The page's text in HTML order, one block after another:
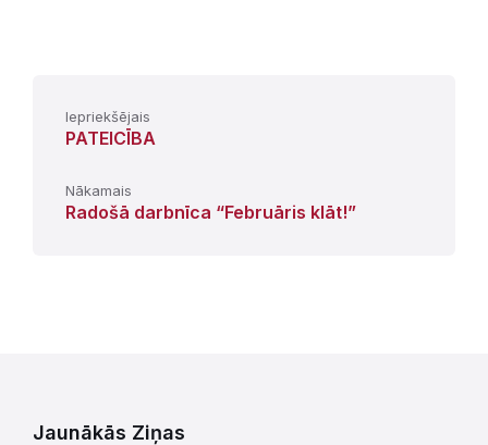
Iepriekšējais
PATEICĪBA
Nākamais
Radošā darbnīca “Februāris klāt!”
Jaunākās Ziņas